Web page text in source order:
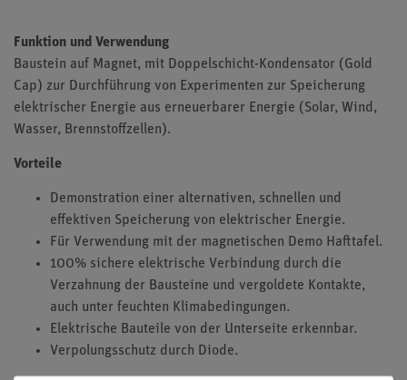
Funktion und Verwendung
Baustein auf Magnet, mit Doppelschicht-Kondensator (Gold
Cap) zur Durchführung von Experimenten zur Speicherung
elektrischer Energie aus erneuerbarer Energie (Solar, Wind,
Wasser, Brennstoffzellen).
Vorteile
Demonstration einer alternativen, schnellen und
effektiven Speicherung von elektrischer Energie.
Für Verwendung mit der magnetischen Demo Hafttafel.
100% sichere elektrische Verbindung durch die
Verzahnung der Bausteine und vergoldete Kontakte,
auch unter feuchten Klimabedingungen.
Elektrische Bauteile von der Unterseite erkennbar.
Verpolungsschutz durch Diode.